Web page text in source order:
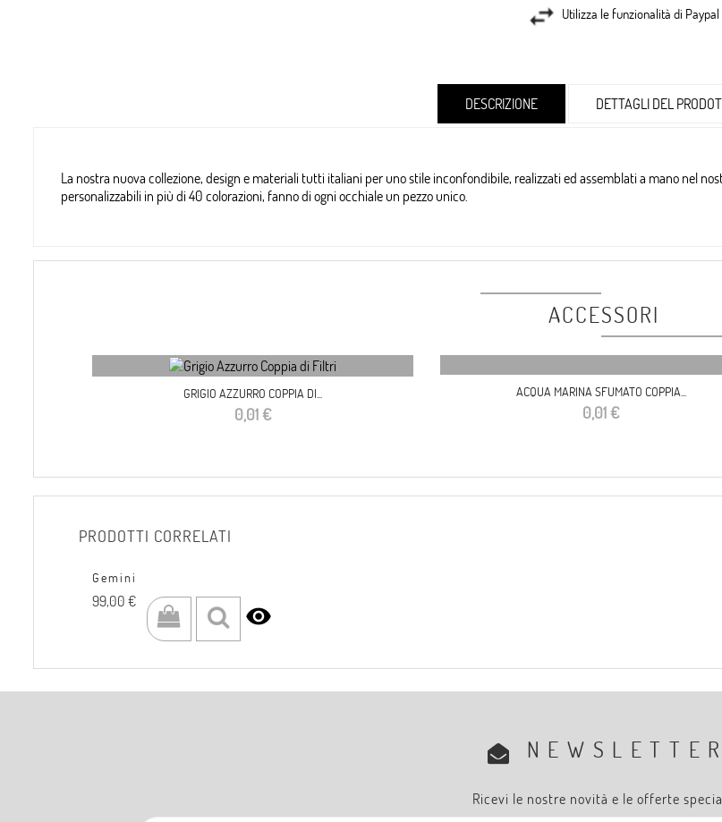
Utilizza le funzionalità di
DESCRIZIONE DETTAGLI DEL
La nostra nuova collezione, design e materiali tutti italiani per uno stile inconfondibile, realizzati ed assemblati a mano nel
personalizzabili in più di 40 colorazioni, fanno di ogni occhiale un pezzo unico.
ACCESSORI
GRIGIO AZZURRO COPPIA DI...
Prezzo
0,01 €
ACQUA MARINA SFUMATO COPPIA...
Prezzo
0,01 €
PRODOTTI CORRELATI
Gemini
Prezzo
99,00 €

NEWSLETTER
Ricevi le nostre novità e le offerte